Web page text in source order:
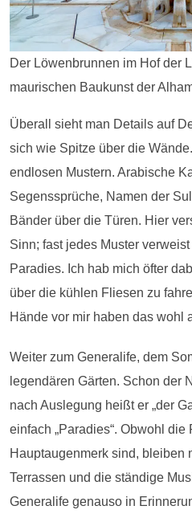
Der Löwenbrunnen im Hof der
maurischen Baukunst der
Überall sieht man Details auf
sich wie Spitze über die
endlosen Mustern. Arabische
Segenssprüche, Namen der
Bänder über die Türen. Hier
Sinn; fast jedes Muster
Paradies. Ich hab mich öfter
über die kühlen Fliesen zu
Hände vor mir haben das wohl
Weiter zum Generalife, dem
legendären Gärten. Schon der
nach Auslegung heißt er „der
einfach „Paradies“. Obwohl die
Hauptaugenmerk sind, bleiben
Terrassen und die ständige
Generalife genauso in